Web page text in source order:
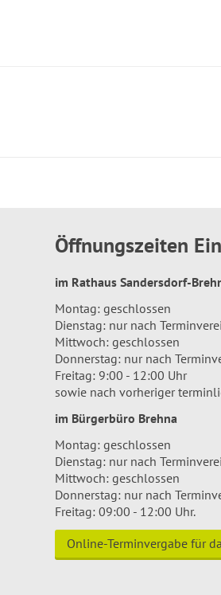
Öffnungszeiten
im Rathaus Sandersdorf-
Montag: geschlossen
Dienstag: nur nach
Mittwoch: geschlossen
Donnerstag: nur nach
Freitag: 9:00 - 12:00 Uhr
sowie nach vorheriger
im Bürgerbüro Brehna
Montag: geschlossen
Dienstag: nur nach
Mittwoch: geschlossen
Donnerstag: nur nach
Freitag: 09:00 - 12:00 Uhr.
Online-Terminvergabe für